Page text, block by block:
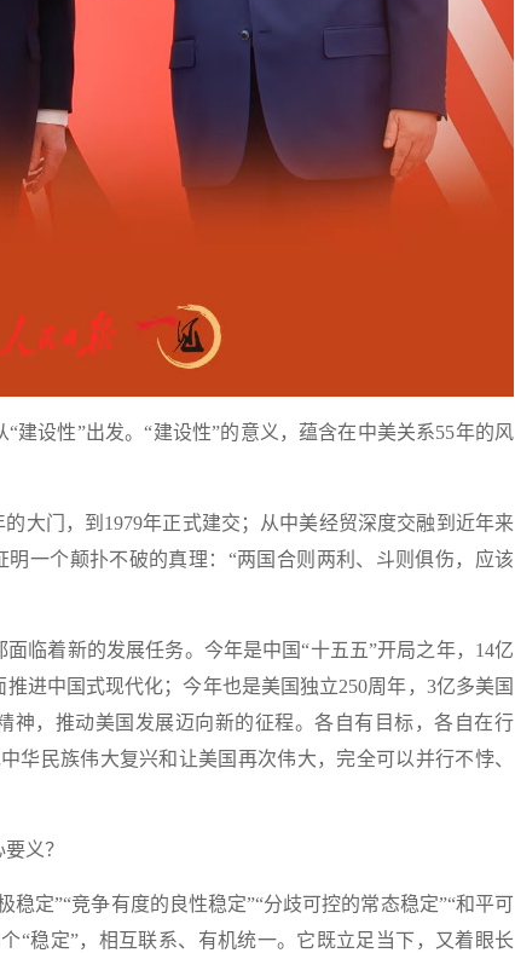
设性”出发。“建设性”的意义，蕴含在中美关系55年的风
门，到1979年正式建交；从中美经贸深度交融到近年来
一个颠扑不破的真理：“两国合则两利、斗则俱伤，应该
着新的发展任务。今年是中国“十五五”开局之年，14亿
进中国式现代化；今年也是美国独立250周年，3亿多美国
神，推动美国发展迈向新的征程。各自有目标，各自在行
华民族伟大复兴和让美国再次伟大，完全可以并行不悖、
义？
定”“竞争有度的良性稳定”“分歧可控的常态稳定”“和平可
“稳定”，相互联系、有机统一。它既立足当下，又着眼长